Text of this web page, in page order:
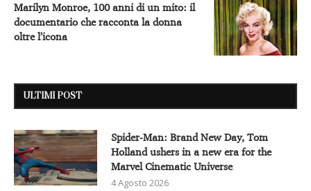
Marilyn Monroe, 100 anni di un mito: il
documentario che racconta la donna
oltre l’icona
ULTIMI POST
Spider-Man: Brand New Day, Tom
Holland ushers in a new era for the
Marvel Cinematic Universe
4 Agosto 2026